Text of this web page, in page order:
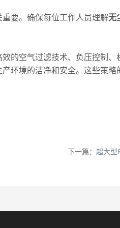
要。确保每位工作人员理解无
空气过滤技术、负压控制、
环境的洁净和安全。这些策
下一篇：超大型